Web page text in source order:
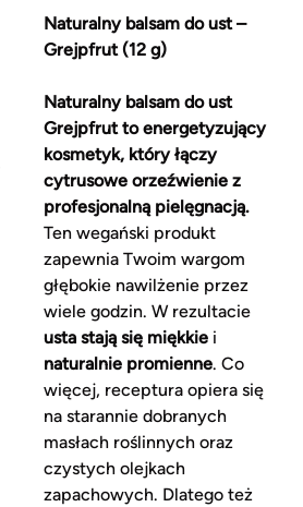
Naturalny balsam do ust –
Grejpfrut (12 g)
Naturalny balsam do ust
Grejpfrut to energetyzujący
kosmetyk, który łączy
cytrusowe orzeźwienie z
profesjonalną pielęgnacją.
Ten wegański produkt
zapewnia Twoim wargom
głębokie nawilżenie przez
wiele godzin. W rezultacie
usta stają się miękkiei
naturalnie promienne. Co
więcej, receptura opiera się
na starannie dobranych
masłach roślinnych oraz
czystych olejkach
zapachowych. Dlatego też